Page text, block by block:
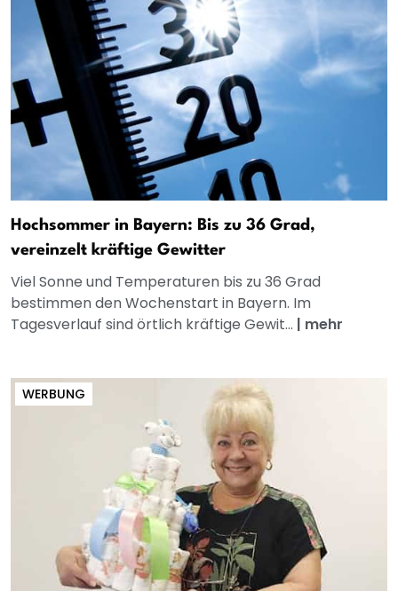
Hochsommer in Bayern: Bis zu 36 Grad,
vereinzelt kräftige Gewitter
Viel Sonne und Temperaturen bis zu 36 Grad
bestimmen den Wochenstart in Bayern. Im
Tagesverlauf sind örtlich kräftige Gewit... | mehr
WERBUNG